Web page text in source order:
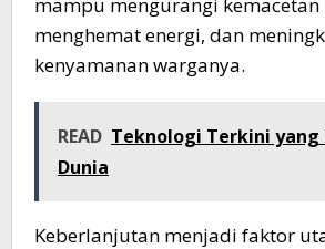
menghemat energi, dan
kenyamanan warganya.
READ Teknologi Terkini yang
Dunia
Keberlanjutan menjadi faktor